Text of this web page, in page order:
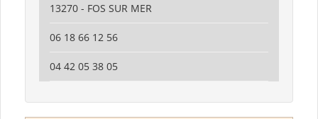
13270 - FOS SUR MER
06 18 66 12 56
04 42 05 38 05